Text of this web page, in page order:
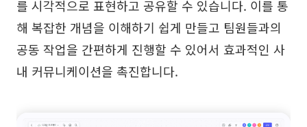
를 시각적으로 표현하고 공유할 수 있습니다. 이를 통
해 복잡한 개념을 이해하기 쉽게 만들고 팀원들과의
공동 작업을 간편하게 진행할 수 있어서 효과적인 사
내 커뮤니케이션을 촉진합니다.